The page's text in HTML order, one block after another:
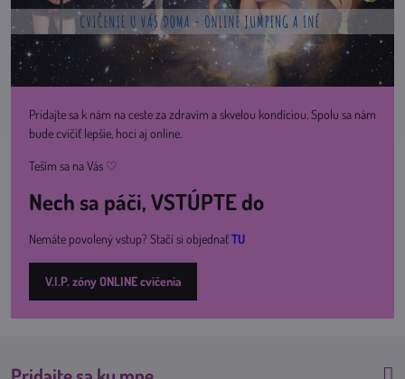
Pridajte sa k nám na ceste za zdravím a skvelou kondíciou. Spolu sa nám
bude cvičiť lepšie, hoci aj online.
Teším sa na Vás ♡
Nech sa páči, VSTÚPTE do
Nemáte povolený vstup? Stačí si objednaťTU
V.I.P. zóny ONLINE cvičenia